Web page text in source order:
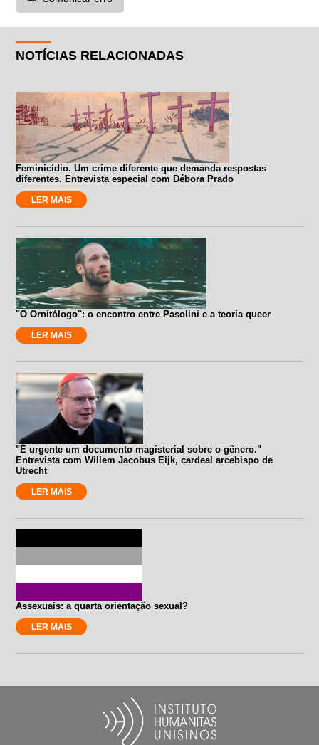
NOTÍCIAS RELACIONADAS
Feminicídio. Um crime diferente que demanda respostas
diferentes. Entrevista especial com Débora Prado
LER MAIS
"O Ornitólogo": o encontro entre Pasolini e a teoria queer
LER MAIS
"É urgente um documento magisterial sobre o gênero."
Entrevista com Willem Jacobus Eijk, cardeal arcebispo de
Utrecht
LER MAIS
Assexuais: a quarta orientação sexual?
LER MAIS